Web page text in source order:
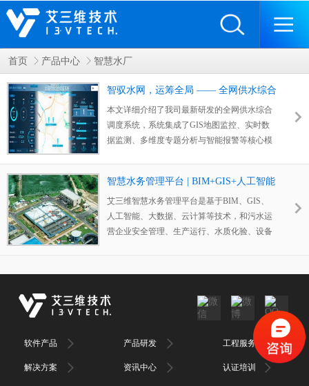
首页 产品中心 智慧水厂
智驭水网，运筹全局 —— 全网供水综合
调度系统
本文详细介绍了我司最新研发的全网供水综合
调度系统，系统集成了GIS地图监控、实时数
据监测、多维度专题分析与智能报警等核心模
供水调度效率与安全保障能力。
智慧水务管理平台 | BIM+GIS+人工智能
艾三维智慧水务管理平台是基于BIM、GIS、
人工智能、大数据、云计算等技术，和污水运
营企业安全管理、生产运行、水质化验、设备
软件产品 产品研发 工程服务
解决方案 资讯中心 认证培训